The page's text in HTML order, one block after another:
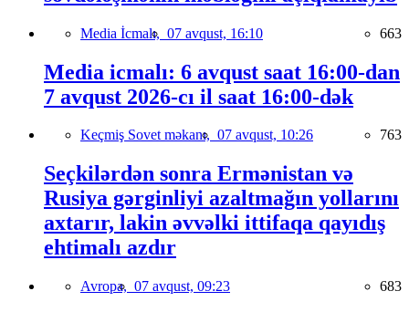
Media İcmalı, 07 avqust, 16:10 663
Media icmalı: 6 avqust saat 16:00-dan
7 avqust 2026-cı il saat 16:00-dək
Keçmiş Sovet məkanı, 07 avqust, 10:26 763
Seçkilərdən sonra Ermənistan və
Rusiya gərginliyi azaltmağın yollarını
axtarır, lakin əvvəlki ittifaqa qayıdış
ehtimalı azdır
Avropa, 07 avqust, 09:23 683